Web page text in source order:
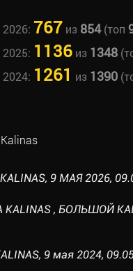
767 из 854(топ
1136из 1348
1261 из 1390
9 МАЯ 2026,
KALINAS , БОЛЬШОЙ
9 мая 2024,